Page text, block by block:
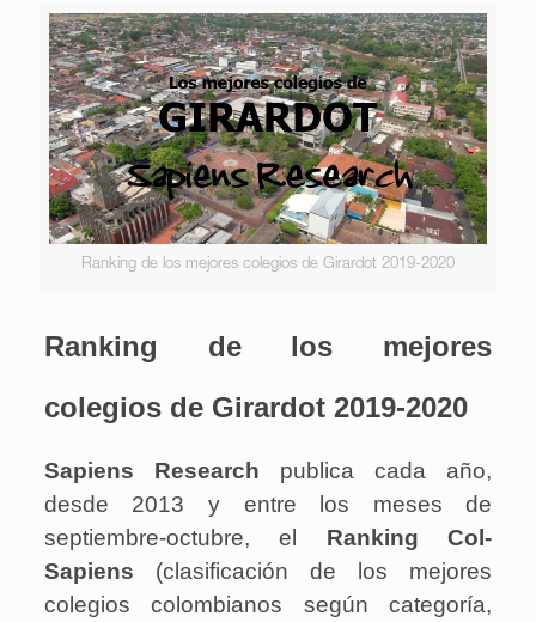
Ranking de los mejores colegios de Girardot 2019-2020
Ranking de los mejores
colegios de Girardot 2019-2020
Sapiens Research publica cada año,
desde 2013 y entre los meses de
septiembre-octubre, el Ranking Col-
Sapiens (clasificación de los mejores
colegios colombianos según categoría,